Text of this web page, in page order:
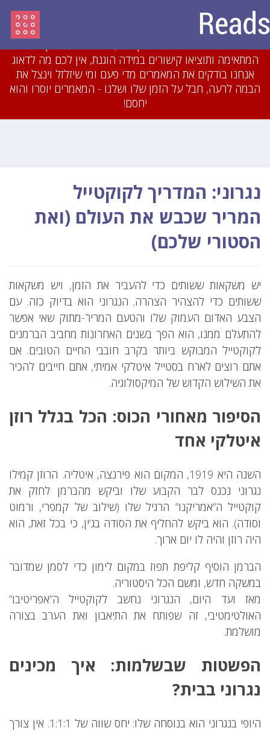
עדכון מיולי 2018: לאחרונה חסמנו משתמשים והסרנו
עשרות מאמרים שהיו מועתקים או כתובים בזילזול בצורה
המתאימה ותוציאו קישורים במידה הוגנת, אין לכם מה לדאוג
אנחנו בודקים את המאמרים מדי פעם ומי שיזלזל וינצל את
הבמה לרעה, חבל על הזמן שלו ושלנו - המאמרים יוסרו והוא
יחסם!
נגרוני: המדריך לקוקטייל
המריר שכבש את העולם (ואת
הסטורי שלכם)
יש משקאות ששותים כדי להעביר את הזמן, ויש משקאות
ששותים כדי להצהיר הצהרה. הנגרוני הוא בדיוק כזה. עם
הצבע האדום העמוק שלו והטעם המריר-מתוק שאי אפשר
להתעלם ממנו, הוא הפך בשנים האחרונות מחביב הברמנים
לקוקטייל המבוקש ביותר בקרב חובבי החיים הטובים. אם
אתם רוצים לארח בסטייל איטלקי אמיתי, אתם חייבים להכיר
את השילוש הקדוש של המיקסולוגיה.
הסיפור מאחורי הכוס: הכל בגלל רוזן
איטלקי אחד
השנה היא 1919, המקום הוא פירנצה, איטליה. הרוזן קמילו
נגרוני נכנס לבר הקבוע שלו וביקש מהברמן לחזק את
קוקטייל ה”אמריקנו” הרגיל שלו (שילוב של קמפרי, ורמוט
וסודה). הוא ביקש להחליף את הסודה בג’ין, כי בכל זאת, הוא
היה רוזן והיה לו יום ארוך.
הברמן הוסיף קליפת תפוז במקום לימון כדי לסמן שמדובר
במשקה חדש, ומשם הכל היסטוריה.
מאז ועד היום, הנגרוני נחשב לקוקטייל ה”אפריטיבו”
האולטימטיבי, זה שפותח את התיאבון ואת הערב בצורה
מושלמת.
הפשטות שבשלמות: איך מכינים
נגרוני בבית?
היופי בנגרוני הוא בנוסחה שלו: יחס שווה של 1:1:1. אין צורך